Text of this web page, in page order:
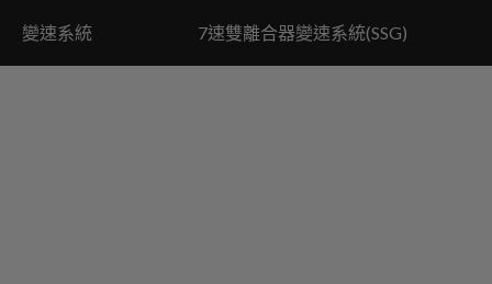
變速系統 7速雙離合器變速系統(SSG)